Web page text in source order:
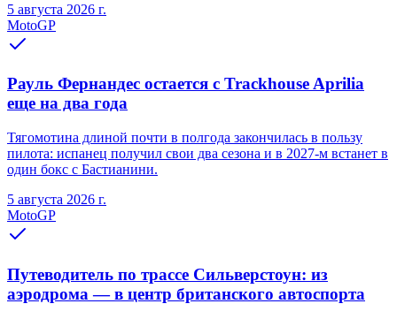
5 августа 2026 г.
MotoGP
Рауль Фернандес остается с Trackhouse Aprilia
еще на два года
Тягомотина длиной почти в полгода закончилась в пользу
пилота: испанец получил свои два сезона и в 2027-м встанет в
один бокс с Бастианини.
5 августа 2026 г.
MotoGP
Путеводитель по трассе Сильверстоун: из
аэродрома — в центр британского автоспорта